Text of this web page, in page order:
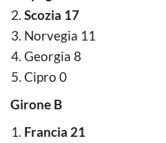
Scozia 17
Norvegia 11
Georgia 8
Cipro 0
Girone B
Francia 21